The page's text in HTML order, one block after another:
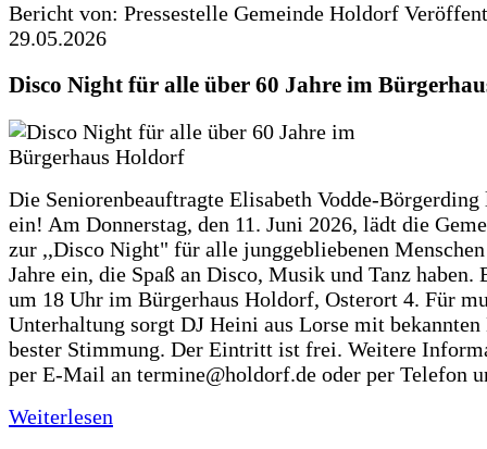
Bericht von: Pressestelle Gemeinde Holdorf
29.05.2026
Disco Night für alle über 60 Jahre im
Die Seniorenbeauftragte Elisabeth Vodde-
ein! Am Donnerstag, den 11. Juni 2026, lädt die
zur ,,Disco Night" für alle junggebliebenen
Jahre ein, die Spaß an Disco, Musik und Tanz haben.
um 18 Uhr im Bürgerhaus Holdorf, Osterort 4. Für
Unterhaltung sorgt DJ Heini aus Lorse mit
bester Stimmung. Der Eintritt ist frei. Weitere
per E-Mail an termine@holdorf.de oder per Telefon
Weiterlesen